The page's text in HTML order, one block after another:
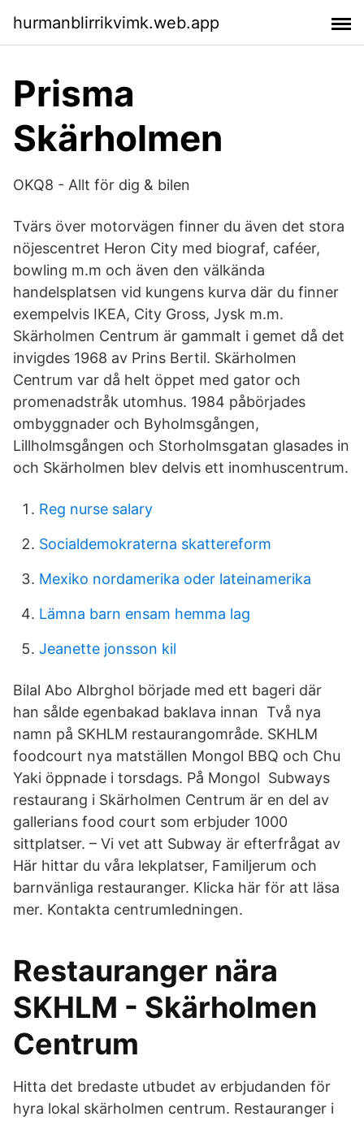
hurmanblirrikvimk.web.app
Prisma
Skärholmen
OKQ8 - Allt för dig & bilen
Tvärs över motorvägen finner du även det stora
nöjescentret Heron City med biograf, caféer,
bowling m.m och även den välkända
handelsplatsen vid kungens kurva där du finner
exempelvis IKEA, City Gross, Jysk m.m.
Skärholmen Centrum är gammalt i gemet då det
invigdes 1968 av Prins Bertil. Skärholmen
Centrum var då helt öppet med gator och
promenadstråk utomhus. 1984 påbörjades
ombyggnader och Byholmsgången,
Lillholmsgången och Storholmsgatan glasades in
och Skärholmen blev delvis ett inomhuscentrum.
Reg nurse salary
Socialdemokraterna skattereform
Mexiko nordamerika oder lateinamerika
Lämna barn ensam hemma lag
Jeanette jonsson kil
Bilal Abo Albrghol började med ett bageri där
han sålde egenbakad baklava innan Två nya
namn på SKHLM restaurangområde. SKHLM
foodcourt nya matställen Mongol BBQ och Chu
Yaki öppnade i torsdags. På Mongol Subways
restaurang i Skärholmen Centrum är en del av
gallerians food court som erbjuder 1000
sittplatser. – Vi vet att Subway är efterfrågat av
Här hittar du våra lekplatser, Familjerum och
barnvänliga restauranger. Klicka här för att läsa
mer. Kontakta centrumledningen.
Restauranger nära
SKHLM - Skärholmen
Centrum
Hitta det bredaste utbudet av erbjudanden för
hyra lokal skärholmen centrum. Restauranger i